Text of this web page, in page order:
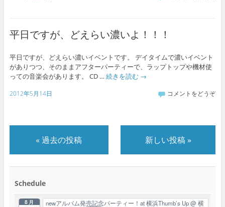
平日ですが、どえらい濃いよ！！！
平日ですが、どえらい濃いイベントです。 デイタイムで濃いイベント
がありつつ、そのままアフターパーティーで、ラップトップや機材使
っての音楽会があります。 CD … 続きを読む →
2012年5月14日 コメントをどうぞ
« 過去の投稿 新しい投稿»
Schedule
8月 newアルバム発売記念パーティー！at 横浜Thumb’s Up@ 横